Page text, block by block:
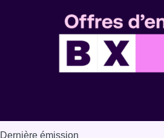
Dernière émission